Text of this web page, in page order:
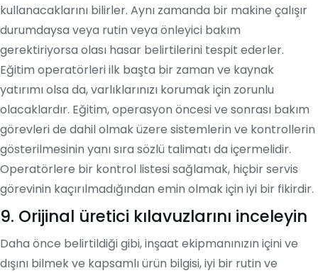
kullanacaklarını bilirler. Aynı zamanda bir makine çalışır
durumdaysa veya rutin veya önleyici bakım
gerektiriyorsa olası hasar belirtilerini tespit ederler.
Eğitim operatörleri ilk başta bir zaman ve kaynak
yatırımı olsa da, varlıklarınızı korumak için zorunlu
olacaklardır. Eğitim, operasyon öncesi ve sonrası bakım
görevleri de dahil olmak üzere sistemlerin ve kontrollerin
gösterilmesinin yanı sıra sözlü talimatı da içermelidir.
Operatörlere bir kontrol listesi sağlamak, hiçbir servis
görevinin kaçırılmadığından emin olmak için iyi bir fikirdir.
9. Orijinal üretici kılavuzlarını inceleyin
Daha önce belirtildiği gibi, inşaat ekipmanınızın içini ve
dışını bilmek ve kapsamlı ürün bilgisi, iyi bir rutin ve